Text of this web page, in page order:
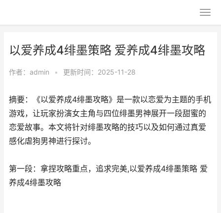
以爱养成4绯墨策略 爱养成4绯墨攻略
作者： admin • 更新时间：2025-11-28
摘要：《以爱养成4绯墨攻略》是一款以恋爱为主题的手机
游戏，让玩家扮演女主角与四位绯墨男神展开一段甜蜜的
恋爱故事。本文将针对绯墨攻略的技巧以及如何通过真爱
感化虐狗男神进行探讨。
第一段：拿捏攻略重点，追求完美,以爱养成4绯墨策略 爱
养成4绯墨攻略